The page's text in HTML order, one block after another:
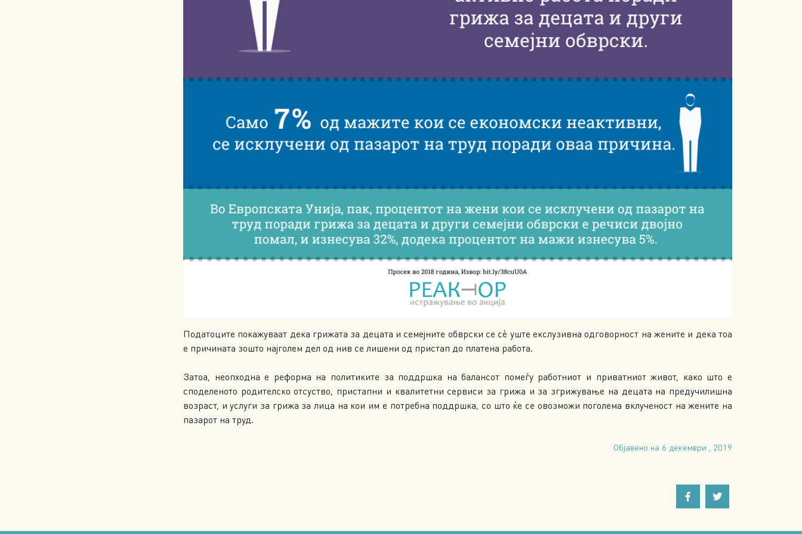
Податоците покажуваат дека грижата за децата и семејните обврски се сè уште екслузивна одговорност на жените и дека тоа
е причината зошто најголем дел од нив се лишени од пристап до платена работа.
Затоа, неопходна е реформа на политиките за поддршка на балансот помеѓу работниот и приватниот живот, како што е
споделеното родителско отсуство, пристапни и квалитетни сервиси за грижа и за згрижување на децата на предучилишна
возраст, и услуги за грижа за лица на кои им е потребна поддршка, со што ќе се овозможи поголема вклученост на жените на
пазарот на труд.
Објавено на 6 декември , 2019